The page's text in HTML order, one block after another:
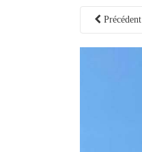
Précédent